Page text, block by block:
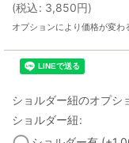
(税込: 3,850円)
オプションにより価格が変わ
ショルダー紐のオプシ
ショルダー紐: